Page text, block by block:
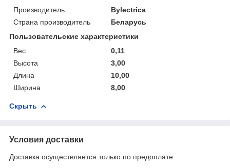
Производитель
Bylectrica
Страна производитель
Беларусь
Пользовательские характеристики
Вес
0,11
Высота
3,00
Длина
10,00
Ширина
8,00
Скрыть
Условия доставки
Доставка осуществляется только по предоплате.